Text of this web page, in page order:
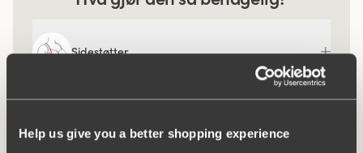
Help us give you a better shopping experience
Sidestøtter